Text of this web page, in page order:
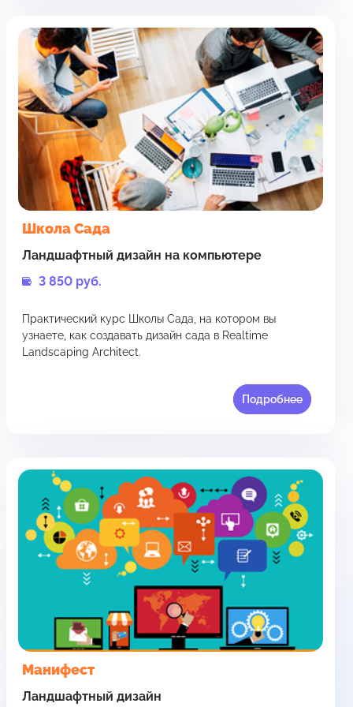
Школа Сада
Ландшафтный дизайн на компьютере
3 850 руб.
Практический курс Школы Сада, на котором вы
узнаете, как создавать дизайн сада в Realtime
Landscaping Architect.
Подробнее
Манифест
Ландшафтный дизайн